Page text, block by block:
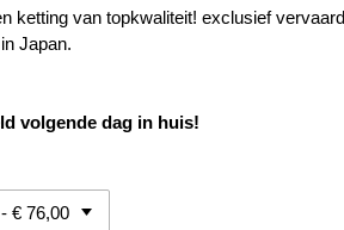
ketting van topkwaliteit! exclusief
Japan.
volgende dag in huis!